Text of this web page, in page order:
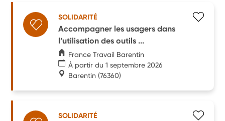
SOLIDARITÉ
Accompagner les usagers dans
l’utilisation des outils ...
France Travail Barentin
À partir du 1 septembre 2026
Barentin (76360)
SOLIDARITÉ